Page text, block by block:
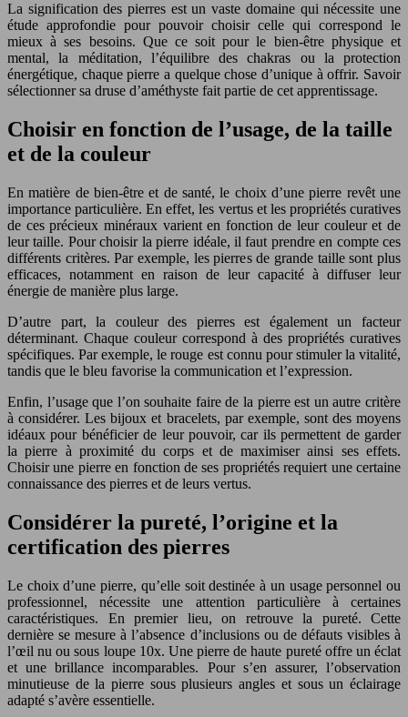
La signification des pierres est un vaste domaine qui nécessite une
étude approfondie pour pouvoir choisir celle qui correspond le
mieux à ses besoins. Que ce soit pour le bien-être physique et
mental, la méditation, l’équilibre des chakras ou la protection
énergétique, chaque pierre a quelque chose d’unique à offrir. Savoir
sélectionner sa druse d’améthyste fait partie de cet apprentissage.
Choisir en fonction de l’usage, de la taille
et de la couleur
En matière de bien-être et de santé, le choix d’une pierre revêt une
importance particulière. En effet, les vertus et les propriétés curatives
de ces précieux minéraux varient en fonction de leur couleur et de
leur taille. Pour choisir la pierre idéale, il faut prendre en compte ces
différents critères. Par exemple, les pierres de grande taille sont plus
efficaces, notamment en raison de leur capacité à diffuser leur
énergie de manière plus large.
D’autre part, la couleur des pierres est également un facteur
déterminant. Chaque couleur correspond à des propriétés curatives
spécifiques. Par exemple, le rouge est connu pour stimuler la vitalité,
tandis que le bleu favorise la communication et l’expression.
Enfin, l’usage que l’on souhaite faire de la pierre est un autre critère
à considérer. Les bijoux et bracelets, par exemple, sont des moyens
idéaux pour bénéficier de leur pouvoir, car ils permettent de garder
la pierre à proximité du corps et de maximiser ainsi ses effets.
Choisir une pierre en fonction de ses propriétés requiert une certaine
connaissance des pierres et de leurs vertus.
Considérer la pureté, l’origine et la
certification des pierres
Le choix d’une pierre, qu’elle soit destinée à un usage personnel ou
professionnel, nécessite une attention particulière à certaines
caractéristiques. En premier lieu, on retrouve la pureté. Cette
dernière se mesure à l’absence d’inclusions ou de défauts visibles à
l’œil nu ou sous loupe 10x. Une pierre de haute pureté offre un éclat
et une brillance incomparables. Pour s’en assurer, l’observation
minutieuse de la pierre sous plusieurs angles et sous un éclairage
adapté s’avère essentielle.